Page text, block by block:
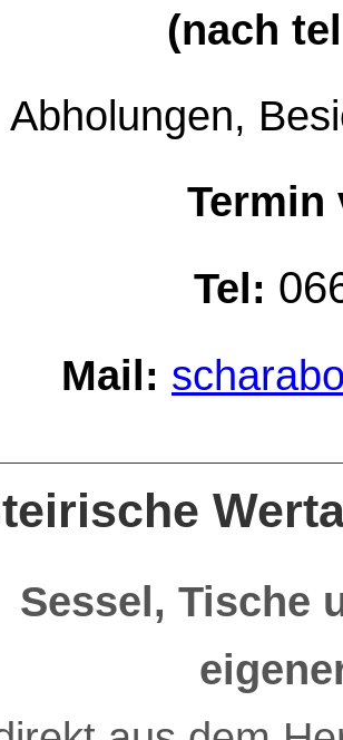
(nach
Abholungen,
Termin
Tel:
Mail:
Sessel, Tische